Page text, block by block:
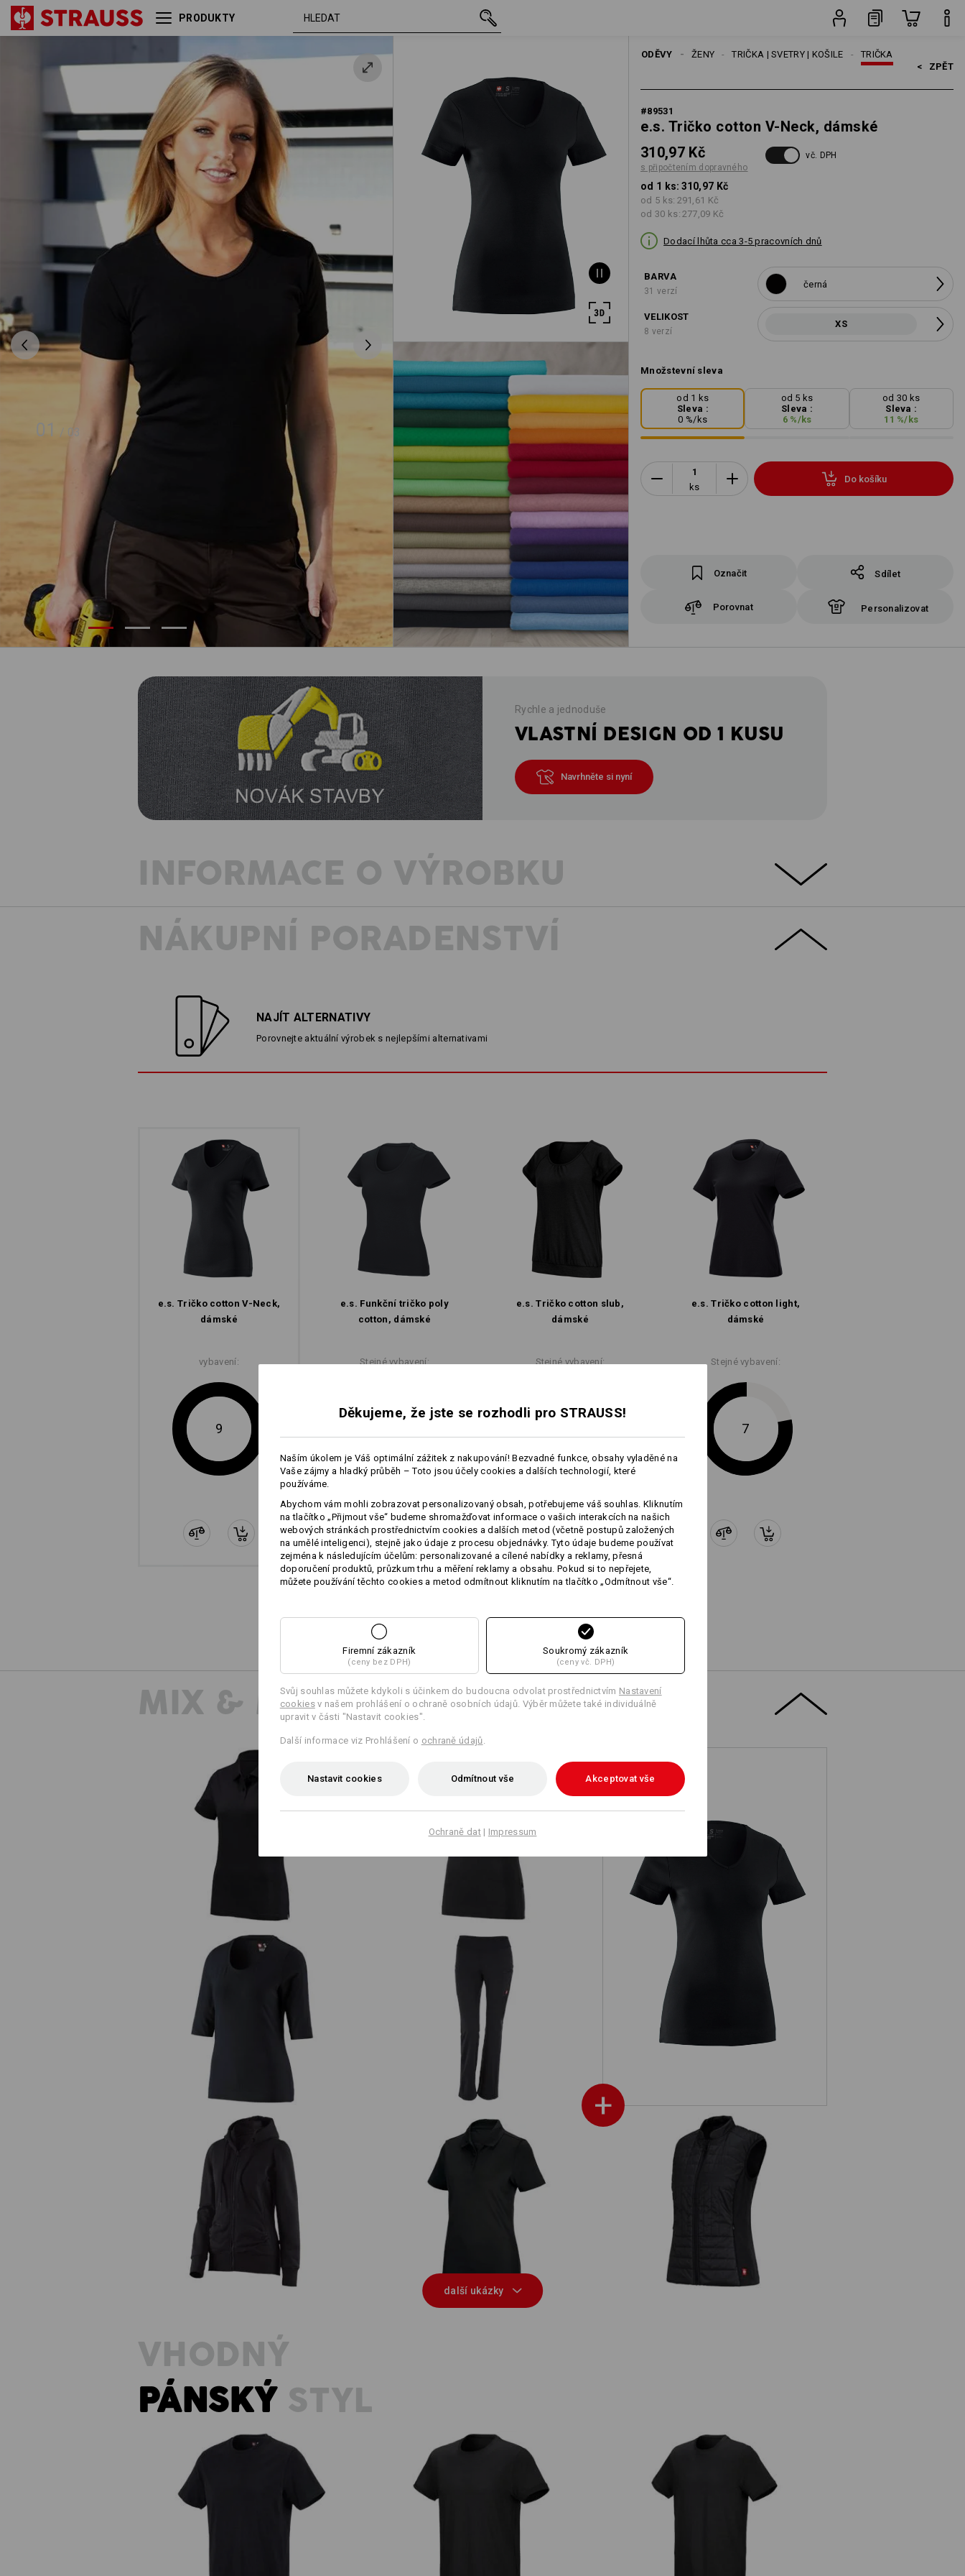
PRODUKTY
01 / 03
ODĚVY TRIČKA
TRIČKA | SVETRY | KOŠILE
ŽENY
< ZPĚT
#89531
e.s. Tričko cotton V-Neck, dámské
310,97 Kč
s připočtením dopravného
vč. DPH
od 1 ks: 310,97 Kč
od 5 ks: 291,61 Kč
od 30 ks: 277,09 Kč
Dodací lhůta cca 3-5 pracovních dnů
BARVA
31 verzí
černá
VELIKOST
8 verzí
XS
Množstevní sleva
od 1 ks
Sleva :
0 %/ ks
od 5 ks
Sleva :
6%/ks
od 30 ks
Sleva :
11 %/ ks
ks
Do košíku
Označit Sdílet
Porovnat Personalizovat
e.s. Tričko cotton V-Neck,
černá XS 310,97 Kč
Rychle a jednoduše
VLASTNÍ DESIGN OD 1 KUSU
Navrhněte si nyní
INFORMACE O VÝROBKU
Nadčasové, decentní a absolutně pohodlné: e.s. Triko cotton je skvělá volba,
když potřebujete doplnit šatník o flexibilně použitelné triko. Kvalitní bavlněné
triko leccos vydrží, a proto se dá prát na vysokou teplotu a i po častém nošení
100 % BAVLNA – NORMÁLNÍ FAZÓNA
Svrchní materiál
Bavlna
Pokyny pro péči:
Perte v pračce na 60 °C
Nebělit
Sušte v sušičce na nízkou teplotu
Žehlete žehličkou nastavenou na
středně vysokou teplotu
Nečistěte chemicky
Při výběru velikosti dbejte prosím na následující:
NÁKUPNÍ PORADENSTVÍ
NAJÍT ALTERNATIVY
Porovnejte aktuální výrobek s nejlepšími alternativami
e.s. Tričko cotton V-Neck,
dámské
vybavení:
9
e.s. Funkční tričko poly
cotton, dámské
e.s. Tričko cotton slub,
dámské
e.s. Tričko cotton light,
dámské
Stejné vybavení: Stejné vybavení: Stejné vybavení:
7
MIX & MATCH
e.s. Tričko cotton V-Neck, dámské
+
e.s. Tričko cotton stretch, dámské
e.s. Tričko s 3/4 rukávy cotton stretch,
e.s. Pracovní neformální kalhoty
e.s. Hoody-Bunda Sweat poly cotton,
e.s. Funkční polo tričko poly cotton,
e.s. Funkční prošívaná vesta thermo
stretch,dámské
další ukázky
VHODNÝ
PÁNSKÝSTYL
e.s. Tričko cotton e.s. Tričko cotton stretch e.s. Tričko cotton stretch, long fit
Děkujeme, že jste se rozhodli pro STRAUSS!
Naším úkolem je Váš optimální zážitek z nakupování! Bezvadné funkce, obsahy vyladěné na
Vaše zájmy a hladký průběh – Toto jsou účely cookies a dalších technologií, které
používáme.
Abychom vám mohli zobrazovat personalizovaný obsah, potřebujeme váš souhlas. Kliknutím
na tlačítko „Přijmout vše“ budeme shromažďovat informace o vašich interakcích na našich
webových stránkách prostřednictvím cookies a dalších metod (včetně postupů založených
na umělé inteligenci), stejně jako údaje z procesu objednávky. Tyto údaje budeme používat
zejména k následujícím účelům: personalizované a cílené nabídky a reklamy, přesná
doporučení produktů, průzkum trhu a měření reklamy a obsahu. Pokud si to nepřejete,
můžete používání těchto cookies a metod odmítnout kliknutím na tlačítko „Odmítnout vše“.
Firemní zákazník
(ceny bez DPH)
Soukromý zákazník
(ceny vč. DPH)
Svůj souhlas můžete kdykoli s účinkem do budoucna odvolat prostřednictvím Nastavení
cookiesv našem prohlášení o ochraně osobních údajů. Výběr můžete také individuálně
upravit v části "Nastavit cookies".
Další informace viz Prohlášení o ochraně údajů
Nastavit cookies Odmítnout vše Akceptovat vše
Ochraně dat| Impressum